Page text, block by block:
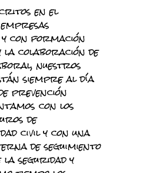
en el
con formación
la colaboración de
nuestros
siempre al día
prevención
con los
de
civil y con una
de seguimiento
seguridad y